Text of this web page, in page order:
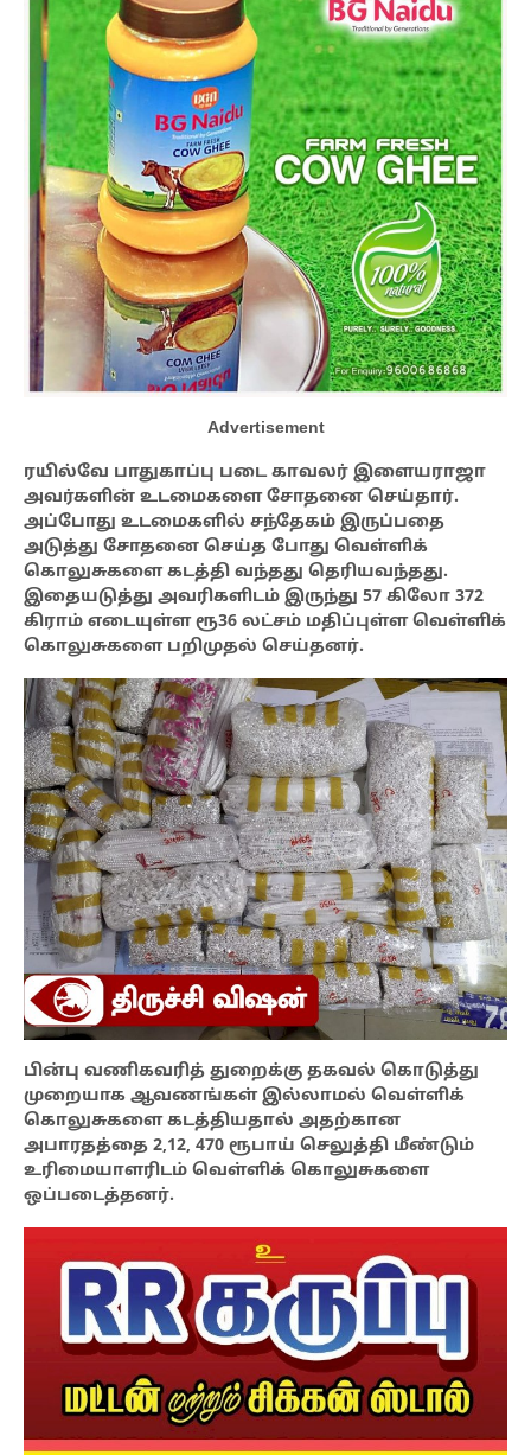
Advertisement
ரயில்வே பாதுகாப்பு படை காவலர் இளையராஜா
அவர்களின் உடமைகளை சோதனை செய்தார்.
அப்போது உடமைகளில் சந்தேகம் இருப்பதை
அடுத்து சோதனை செய்த போது வெள்ளிக்
கொலுசுகளை கடத்தி வந்தது தெரியவந்தது.
இதையடுத்து அவரிகளிடம் இருந்து 57 கிலோ 372
கிராம் எடையுள்ள ரூ36 லட்சம் மதிப்புள்ள வெள்ளிக்
கொலுசுகளை பறிமுதல் செய்தனர்.
பின்பு வணிகவரித் துறைக்கு தகவல் கொடுத்து
முறையாக ஆவணங்கள் இல்லாமல் வெள்ளிக்
கொலுசுகளை கடத்தியதால் அதற்கான
அபாரதத்தை 2,12, 470 ரூபாய் செலுத்தி மீண்டும்
உரிமையாளரிடம் வெள்ளிக் கொலுசுகளை
ஒப்படைத்தனர்.